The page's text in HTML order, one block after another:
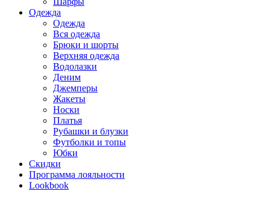
Одежда
Одежда
Вся одежда
Брюки и шорты
Верхняя одежда
Водолазки
Деним
Джемперы
Жакеты
Носки
Платья
Рубашки и блузки
Футболки и топы
Юбки
Скидки
Программа лояльности
Lookbook